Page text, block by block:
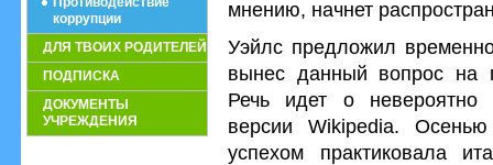
коррупции
ДЛЯ ТВОИХ РОДИТЕЛЕЙ
ПОДПИСКА
ДОКУМЕНТЫ
УЧРЕЖДЕНИЯ
мнению, начнет
Уэйлс предложил
вынес данный вопрос на
Речь идет о невероятно
версии Wikipedia.
успехом практиковала